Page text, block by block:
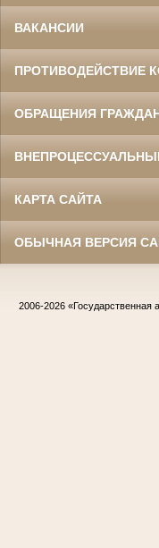
ВАКАНСИИ
ПРОТИВОДЕЙСТВИЕ
ОБРАЩЕНИЯ
КАРТА САЙТА
ОБЫЧНАЯ ВЕРСИЯ
2006-2026 «Государственная